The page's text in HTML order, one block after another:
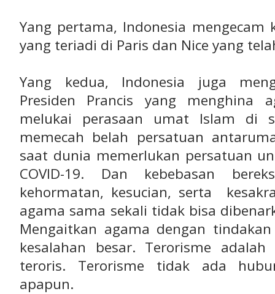
Yang pertama, Indonesia mengecam
yang teriadi di Paris dan Nice yang
Yang kedua, Indonesia juga
Presiden Prancis yang menghina
melukai perasaan umat Islam di
memecah belah persatuan
saat dunia memerlukan persatuan
COVID-19. Dan kebebasan
kehormatan, kesucian, serta
agama sama sekali tidak bisa
Mengaitkan agama dengan
kesalahan besar. Terorisme
teroris. Terorisme tidak ada
apapun.